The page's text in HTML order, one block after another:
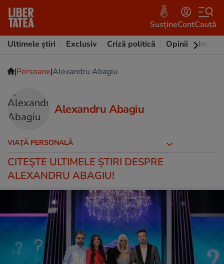
SusțineContCaută
Ultimele știri
Exclusiv Criză politică Opinii
|Persoane|Alexandru Abagiu
Alexandru Abagiu
VIAȚĂ PERSONALĂ
CITEŞTE ULTIMELE ŞTIRI DESPRE
ALEXANDRU ABAGIU!